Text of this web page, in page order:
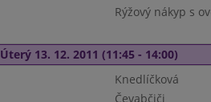
Rýžový nákyp s
Úterý 13. 12. 2011 (11:45 - 14:00)
Knedlíčková
Čevabčiči